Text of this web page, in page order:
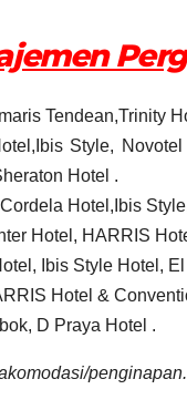
Tendean,Trinity
Style,
Hotel .
Hotel,Ibis
Hotel, HARRIS
Ibis Style Hotel,
Hotel &
D Praya Hotel .
penginapan.